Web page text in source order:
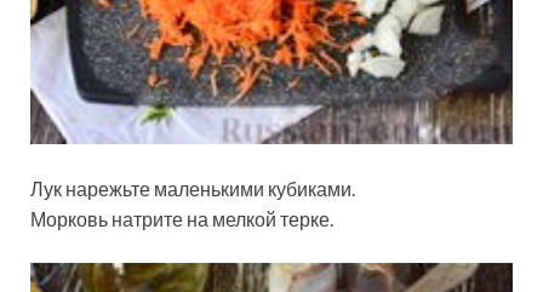
Лук нарежьте маленькими кубиками.
Морковь натрите на мелкой терке.